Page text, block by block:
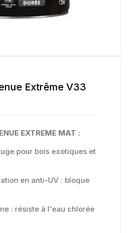
Extrême V33
EXTREME MAT :
pour bois exotiques et
en anti-UV : bloque
: résiste à l'eau chlorée